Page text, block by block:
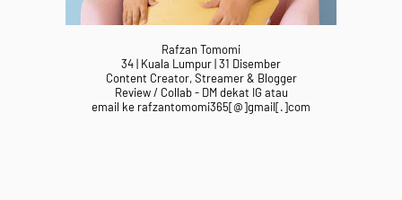
Rafzan Tomomi
34 | Kuala Lumpur | 31 Disember
Content Creator, Streamer & Blogger
Review / Collab - DM dekat IG atau
email ke rafzantomomi365[@]gmail[.]com